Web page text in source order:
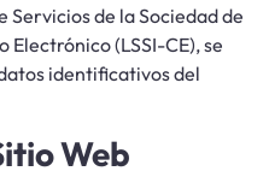
Servicios de la Sociedad de
(LSSI-CE), se
identificativos del
Web